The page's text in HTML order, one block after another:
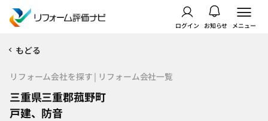
ログイン お知らせ メニュー
もどる
リフォーム会社を探す | リフォーム会社一覧
三重県三重郡菰野町
戸建、防音